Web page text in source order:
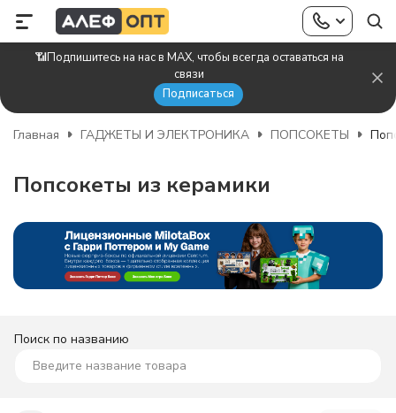
📶Подпишитесь на нас в MAX, чтобы всегда оставаться на
связи
Подписаться
Главная ГАДЖЕТЫ И ЭЛЕКТРОНИКА ПОПСОКЕТЫ
Попсокеты из керамики
Поиск по названию